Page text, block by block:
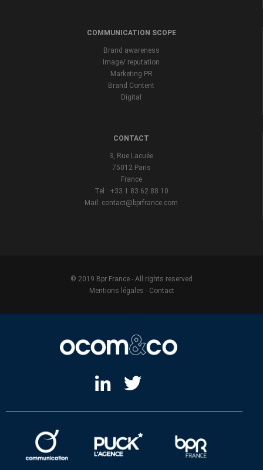
COMMUNICATION SCOPE
Brand awareness
Image/ reputation
Marketing PR
Brand Content
Digital
CONTACT
3, Rue Lacuée
75012 Paris
France
Tel : +33 1 83 62 88 10
Mail: contact@bprfrance.com
© 2019 Bpr France - All rights reserved
Mentions légales - Contact